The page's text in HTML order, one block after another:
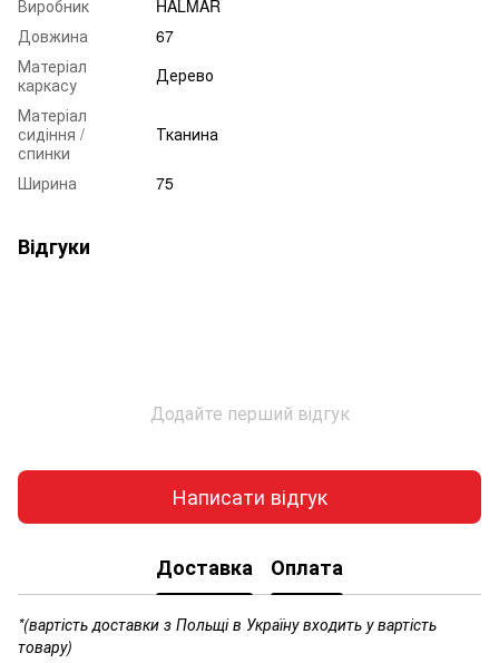
Виробник
HALMAR
Довжина
67
Матеріал
каркасу
Дерево
Матеріал
сидіння /
спинки
Тканина
Ширина 75
Відгуки
Додайте перший відгук
Написати відгук
Доставка Оплата
*(вартість доставки з Польщі в Україну входить у вартість
товару)